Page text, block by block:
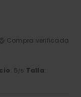
Compra verificada
: 5/5 Talla: